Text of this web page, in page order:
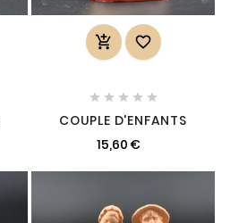
 
    
COUPLE D'ENFANTS
15,60 €